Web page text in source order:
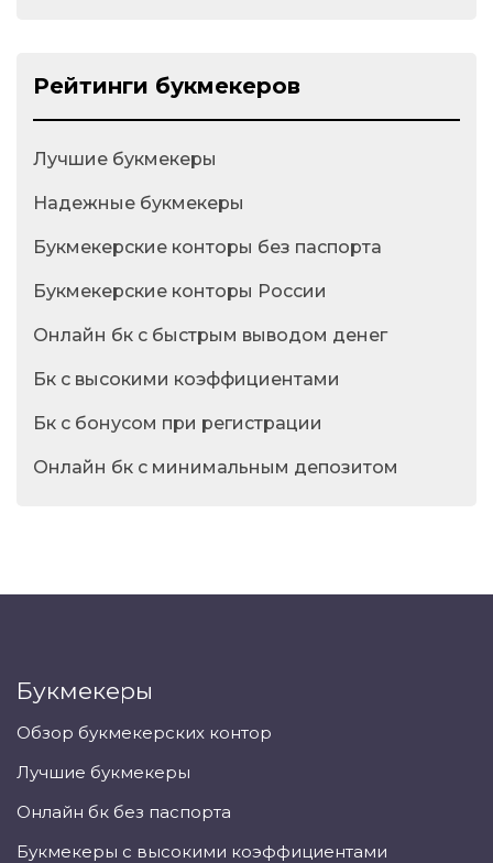
Рейтинги букмекеров
Лучшие букмекеры
Надежные букмекеры
Букмекерские конторы без паспорта
Букмекерские конторы России
Онлайн бк с быстрым выводом денег
Бк с высокими коэффициентами
Бк с бонусом при регистрации
Онлайн бк с минимальным депозитом
Букмекеры
Обзор букмекерских контор
Лучшие букмекеры
Онлайн бк без паспорта
Букмекеры с высокими коэффициентами